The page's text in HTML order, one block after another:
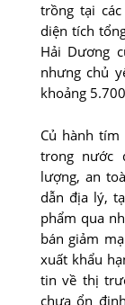
trồng tại
diện tích
Hải Dương
nhưng chủ
khoảng
Củ hành
trong nước
lượng, an
dẫn địa lý,
phẩm qua
bán giảm
xuất khẩu
tin về thị
chưa ổn